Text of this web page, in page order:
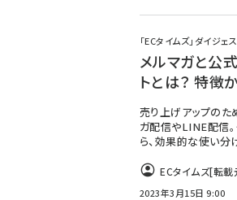
「ECタイムズ」ダイジェ
メルマガと公
トとは？ 特徴
売り上げアップのた
ガ配信やLINE配信
ら、効果的な使い
ECタイムズ[転載
2023年3月15日 9:00